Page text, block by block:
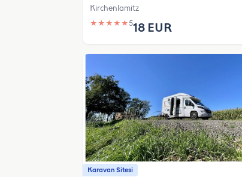
Kirchenlamitz
★ ★ ★ ★ ★518 EUR
Karavan Sitesi